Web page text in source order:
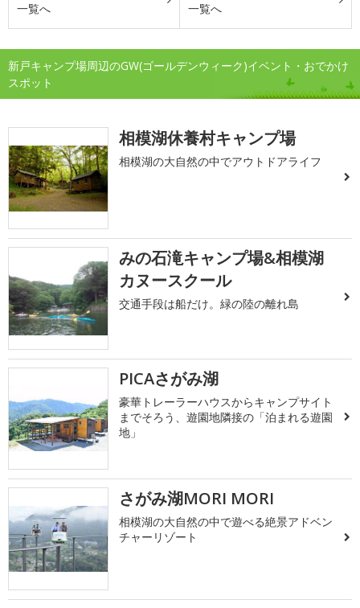
一覧へ
一覧へ
新戸キャンプ場周辺のGW(ゴールデンウィーク)イベント・おでかけ
スポット
相模湖休養村キャンプ場
相模湖の大自然の中でアウトドアライフ
みの石滝キャンプ場&相模湖
カヌースクール
交通手段は船だけ。緑の陸の離れ島
PICAさがみ湖
豪華トレーラーハウスからキャンプサイト
までそろう、遊園地隣接の「泊まれる遊園
地」
さがみ湖MORI MORI
相模湖の大自然の中で遊べる絶景アドベン
チャーリゾート